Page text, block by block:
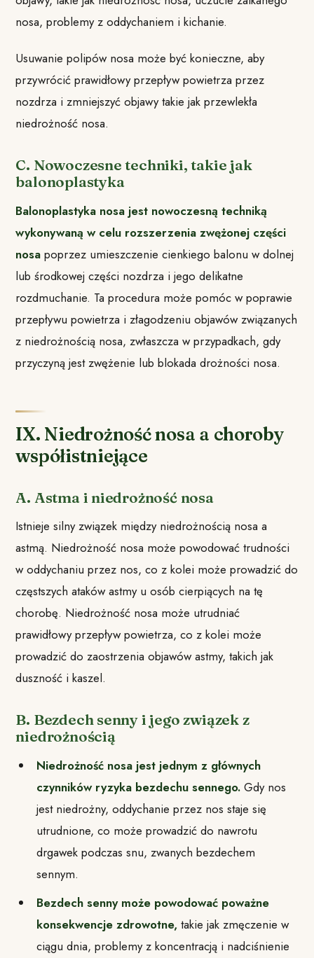
nosa, problemy z oddychaniem i kichanie.
Usuwanie polipów nosa może być konieczne, aby
przywrócić prawidłowy przepływ powietrza przez
nozdrza i zmniejszyć objawy takie jak przewlekła
niedrożność nosa.
C. Nowoczesne techniki, takie jak
balonoplastyka
Balonoplastyka nosa jest nowoczesną techniką
wykonywaną w celu rozszerzenia zwężonej części
nosa poprzez umieszczenie cienkiego balonu w dolnej
lub środkowej części nozdrza i jego delikatne
rozdmuchanie. Ta procedura może pomóc w poprawie
przepływu powietrza i złagodzeniu objawów związanych
z niedrożnością nosa, zwłaszcza w przypadkach, gdy
przyczyną jest zwężenie lub blokada drożności nosa.
IX. Niedrożność nosa a choroby
współistniejące
A. Astma i niedrożność nosa
Istnieje silny związek między niedrożnością nosa a
astmą. Niedrożność nosa może powodować trudności
w oddychaniu przez nos, co z kolei może prowadzić do
częstszych ataków astmy u osób cierpiących na tę
chorobę. Niedrożność nosa może utrudniać
prawidłowy przepływ powietrza, co z kolei może
prowadzić do zaostrzenia objawów astmy, takich jak
duszność i kaszel.
B. Bezdech senny i jego związek z
niedrożnością
Niedrożność nosa jest jednym z głównych
czynników ryzyka bezdechu sennego. Gdy nos
jest niedrożny, oddychanie przez nos staje się
utrudnione, co może prowadzić do nawrotu
drgawek podczas snu, zwanych bezdechem
sennym.
Bezdech senny może powodować poważne
konsekwencje zdrowotne, takie jak zmęczenie w
ciągu dnia, problemy z koncentracją i nadciśnienie